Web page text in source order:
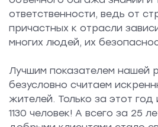
ответственности, ведь от
причастных к отрасли
многих людей, их
Лучшим показателем нашей
безусловно считаем
жителей. Только за этот
1130 человек! А всего за 25